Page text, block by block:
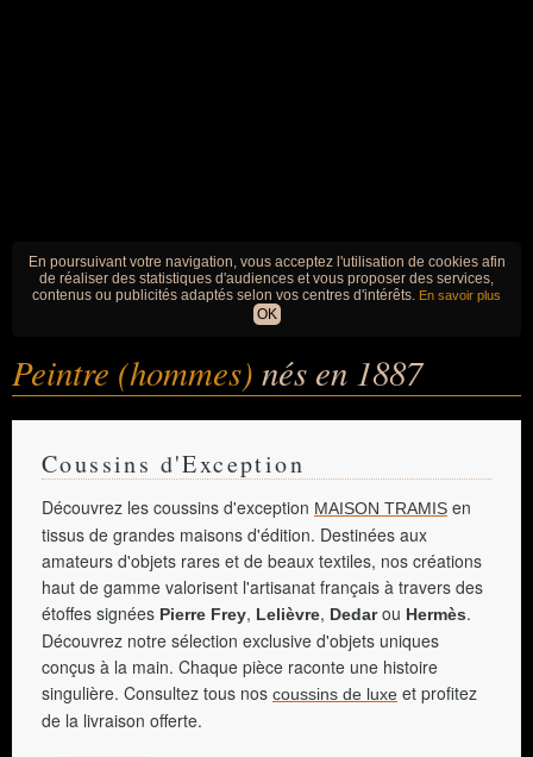
En poursuivant votre navigation, vous acceptez l'utilisation de cookies afin
de réaliser des statistiques d'audiences et vous proposer des services,
contenus ou publicités adaptés selon vos centres d'intérêts. En savoir plus
OK
Peintre (hommes) nés en 1887
Coussins d'Exception
Découvrez les coussins d'exception MAISON TRAMIS en
tissus de grandes maisons d'édition. Destinées aux
amateurs d'objets rares et de beaux textiles, nos créations
haut de gamme valorisent l'artisanat français à travers des
étoffes signées Pierre Frey, Lelièvre, Dedarou Hermès.
Découvrez notre sélection exclusive d'objets uniques
conçus à la main. Chaque pièce raconte une histoire
singulière. Consultez tous nos coussins de luxe et profitez
de la livraison offerte.